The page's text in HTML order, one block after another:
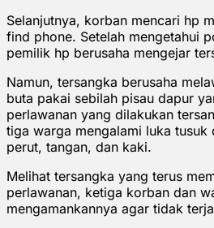
Selanjutnya, korban mencari hp
find phone. Setelah mengetahui
pemilik hp berusaha mengejar
Namun, tersangka berusaha
buta pakai sebilah pisau dapur
perlawanan yang dilakukan
tiga warga mengalami luka tusuk
perut, tangan, dan kaki.
Melihat tersangka yang terus
perlawanan, ketiga korban dan
mengamankannya agar tidak